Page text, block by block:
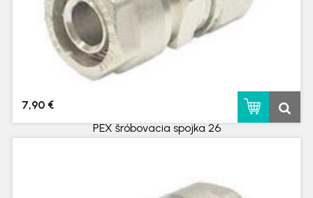
PEX šróbovacia spojka 26
7,90 €